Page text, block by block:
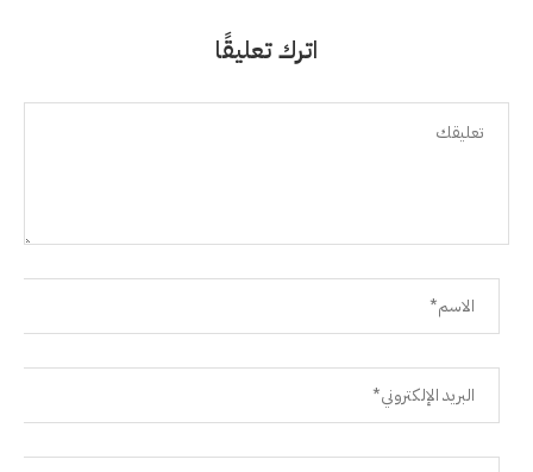
اترك تعليقًا